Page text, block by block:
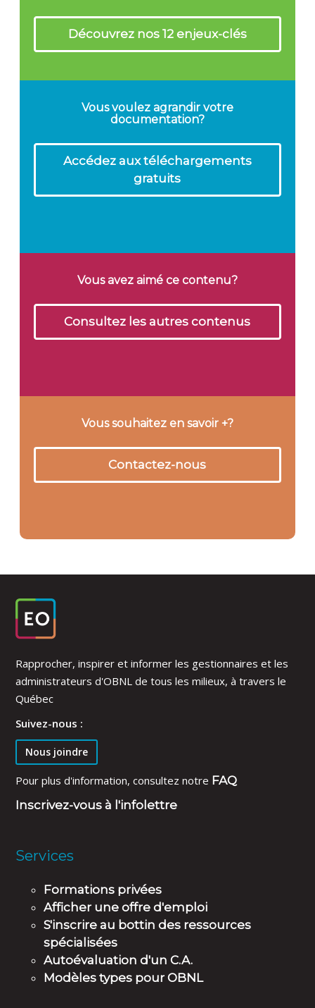
Découvrez nos 12 enjeux-clés
Vous voulez agrandir votre
documentation?
Accédez aux téléchargements
gratuits
Vous avez aimé ce contenu?
Consultez les autres contenus
Vous souhaitez en savoir +?
Contactez-nous
Rapprocher, inspirer et informer les gestionnaires et les
administrateurs d'OBNL de tous les milieux, à travers le
Québec
Suivez-nous :
Nous joindre
Pour plus d'information, consultez notre FAQ
Inscrivez-vous à l'infolettre
Services
Formations privées
Afficher une offre d'emploi
S'inscrire au bottin des ressources
spécialisées
Autoévaluation d'un C.A.
Modèles types pour OBNL